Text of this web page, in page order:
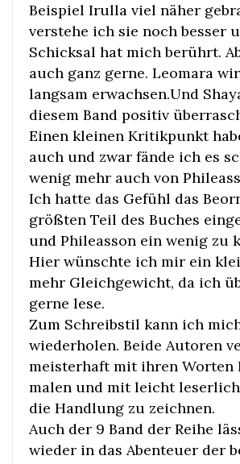
Beispiel Irulla viel näher
verstehe ich sie noch besser
Schicksal hat mich berührt.
auch ganz gerne. Leomara
langsam erwachsen.Und
diesem Band positiv
Einen kleinen Kritikpunkt
auch und zwar fände ich es
wenig mehr auch von
Ich hatte das Gefühl das
größten Teil des Buches
und Phileasson ein wenig zu
Hier wünschte ich mir ein
mehr Gleichgewicht, da ich
gerne lese.
Zum Schreibstil kann ich
wiederholen. Beide Autoren
meisterhaft mit ihren Worten
malen und mit leicht
die Handlung zu zeichnen.
Auch der 9 Band der Reihe
wieder in das Abenteuer der